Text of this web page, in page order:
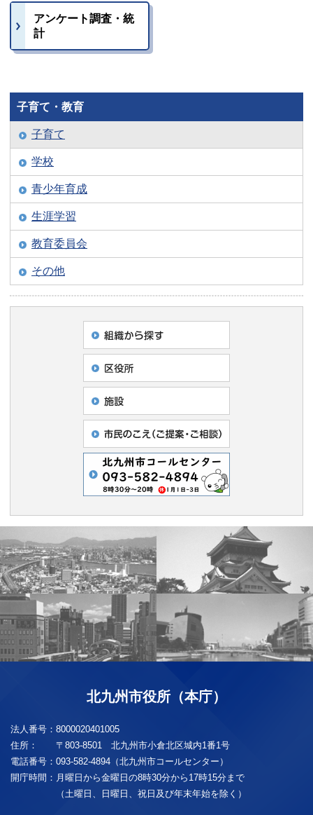
アンケート調査・統
計
子育て・教育
子育て
学校
青少年育成
生涯学習
教育委員会
その他
北九州市役所（本庁）
法人番号： 8000020401005
住所：
〒803-8501 北九州市小倉北区城内1番1号
電話番号： 093-582-4894（北九州市コールセンター）
開庁時間： 月曜日から金曜日の8時30分から17時15分まで
（土曜日、日曜日、祝日及び年末年始を除く）